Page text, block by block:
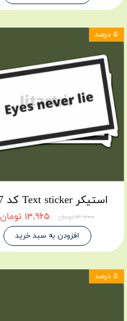
استیکر Text sticker کد E67
۱۴,۷۰۰ تومان ۱۳,۹۶۵ تومان
افزودن به سبد خرید
۵ درصد
۵ درصد